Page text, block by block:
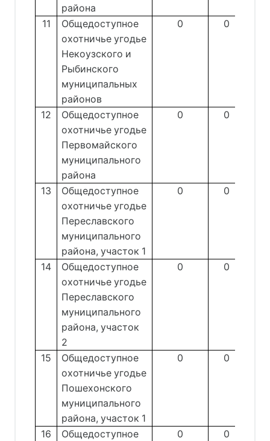
района
11
Общедоступное
охотничье угодье
Некоузского и
Рыбинского
муниципальных
районов
0 0
12
Общедоступное
охотничье угодье
Первомайского
муниципального
района
0 0
13
Общедоступное
охотничье угодье
Переславского
муниципального
района, участок 1
0 0
14
Общедоступное
охотничье угодье
Переславского
муниципального
района, участок
2
0 0
15
Общедоступное
охотничье угодье
Пошехонского
муниципального
района, участок 1
0 0
16
Общедоступное
0 0